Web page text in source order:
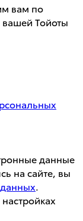
вам по
Тойоты
данные
на сайте, вы
.